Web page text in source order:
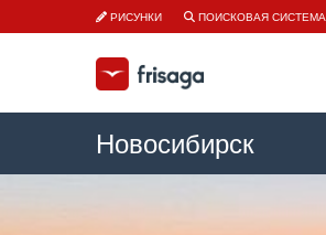
РИСУНКИ ПОИСКОВАЯ СИСТЕМА
Новосибирск